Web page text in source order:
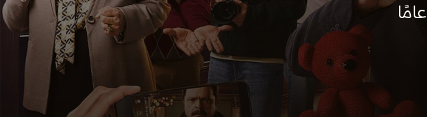
يستفيق عبد الستار، الملقب بمحامي الشيطان، من غيبوبة استمرت ٢٠ عامًا